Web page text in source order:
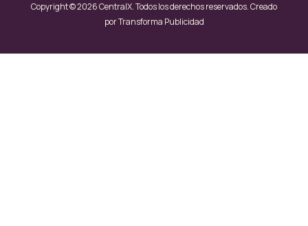
Copyright © 2026 CentralX. Todos los derechos reservados. Creado
porTransforma Publicidad